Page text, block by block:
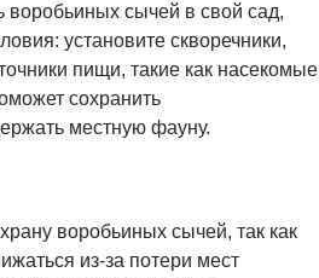
воробьиных сычей в свой сад,
установите скворечники,
пищи, такие как насекомые
сохранить
местную фауну.
воробьиных сычей, так как
из-за потери мест